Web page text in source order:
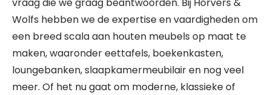
vraag die we graag beantwoorden. Bij Horvers &
Wolfs hebben we de expertise en vaardigheden om
een breed scala aan houten meubels op maat te
maken, waaronder eettafels, boekenkasten,
loungebanken, slaapkamermeubilair en nog veel
meer. Of het nu gaat om moderne, klassieke of